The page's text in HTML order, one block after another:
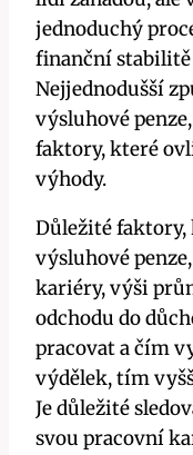
jednoduchý
finanční stabilitě
Nejjednodušší
výsluhové
faktory, které
výhody.
Důležité
výsluhové
kariéry, výši
odchodu do
pracovat a čím
výdělek, tím
Je důležité
svou pracovní